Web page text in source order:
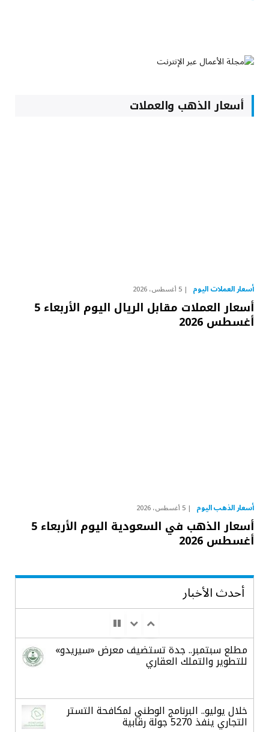
أسعار الذهب والعملات
أسعار العملات اليوم 5 أغسطس، 2026
أسعار العملات مقابل الريال اليوم الأربعاء 5
أغسطس 2026
أسعار الذهب اليوم 5 أغسطس، 2026
أسعار الذهب في السعودية اليوم الأربعاء 5
أغسطس 2026
أحدث الأخبار
مطلع سبتمبر.. جدة تستضيف معرض «سيريدو»
للتطوير والتملك العقاري
خلال يوليو.. البرنامج الوطني لمكافحة التستر
التجاري ينفذ 5270 جولة رقابية